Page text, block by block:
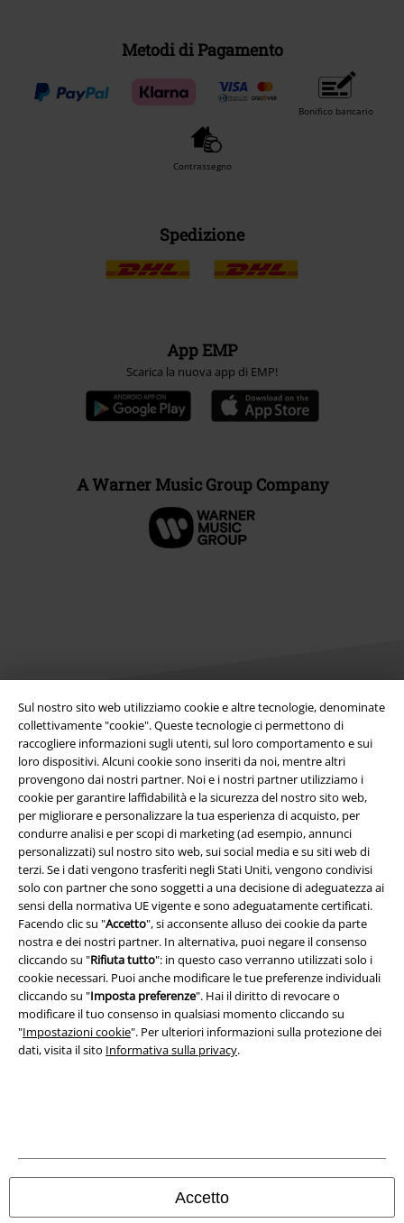
Sul nostro sito web utilizziamo cookie e altre tecnologie, denominate
collettivamente "cookie". Queste tecnologie ci permettono di
raccogliere informazioni sugli utenti, sul loro comportamento e sui
loro dispositivi. Alcuni cookie sono inseriti da noi, mentre altri
provengono dai nostri partner. Noi e i nostri partner utilizziamo i
cookie per garantire laffidabilità e la sicurezza del nostro sito web,
per migliorare e personalizzare la tua esperienza di acquisto, per
condurre analisi e per scopi di marketing (ad esempio, annunci
personalizzati) sul nostro sito web, sui social media e su siti web di
terzi. Se i dati vengono trasferiti negli Stati Uniti, vengono condivisi
solo con partner che sono soggetti a una decisione di adeguatezza ai
sensi della normativa UE vigente e sono adeguatamente certificati.
Facendo clic su "Accetto", si acconsente alluso dei cookie da parte
nostra e dei nostri partner. In alternativa, puoi negare il consenso
cliccando su "Rifiuta tutto": in questo caso verranno utilizzati solo i
cookie necessari. Puoi anche modificare le tue preferenze individuali
cliccando su "Imposta preferenze". Hai il diritto di revocare o
modificare il tuo consenso in qualsiasi momento cliccando su
"Impostazioni cookie". Per ulteriori informazioni sulla protezione dei
dati, visita il sito Informativa sulla privacy.
Accetto
Metodi di Pagamento
Bonifico bancario
Contrassegno
Spedizione
App EMP
Scarica la nuova app di EMP!
A Warner Music Group Company
Info legali
Termini & Condizioni
Redazione
Legge sulla Privacy
Smaltimento rifiuti e protezione dell’ambiente
Dichiarazione di Conformità
Informazioni sull'accessibilità
Impostazioni cookie